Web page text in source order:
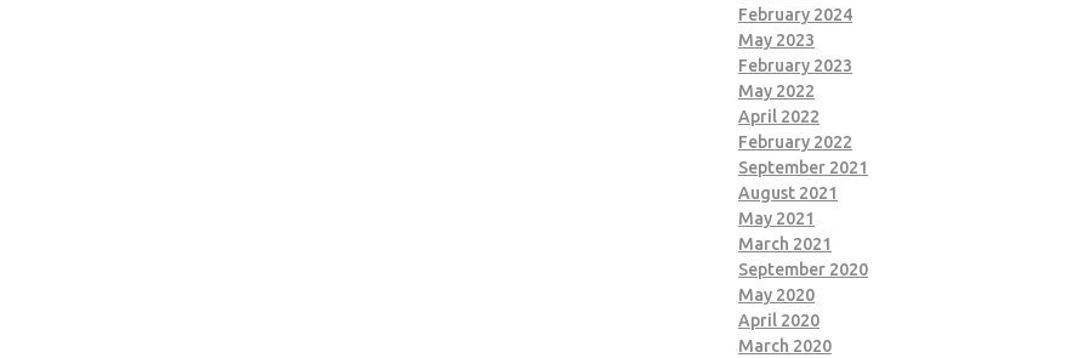
February 2024
May 2023
February 2023
May 2022
April 2022
February 2022
September 2021
August 2021
May 2021
March 2021
September 2020
May 2020
April 2020
March 2020